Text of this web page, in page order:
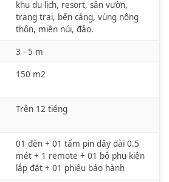
khu du lịch, resort, sân vườn,
trang trại, bến cảng, vùng nông
thôn, miền núi, đảo.
3 - 5 m
150 m2
Trên 12 tiếng
01 đèn + 01 tấm pin dây dài 0.5
mét + 1 remote + 01 bộ phụ kiện
lắp đặt + 01 phiếu bảo hành